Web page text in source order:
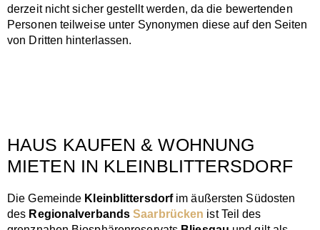
derzeit nicht sicher gestellt werden, da die bewertenden
Personen teilweise unter Synonymen diese auf den Seiten
von Dritten hinterlassen.
HAUS KAUFEN & WOHNUNG
MIETEN IN KLEINBLITTERSDORF
Die Gemeinde Kleinblittersdorfim äußersten Südosten
des RegionalverbandsSaarbrücken ist Teil des